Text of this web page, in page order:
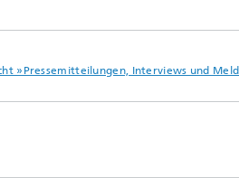
»Pressemitteilungen, Interviews und